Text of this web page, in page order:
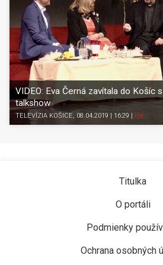
VIDEO: Eva Černá zavítala do Košíc
talkshow
TELEVÍZIA KOŠICE, 08.04.2019 | 16:29 Iné
Titulka
O portáli
Podmienky
Ochrana osobných